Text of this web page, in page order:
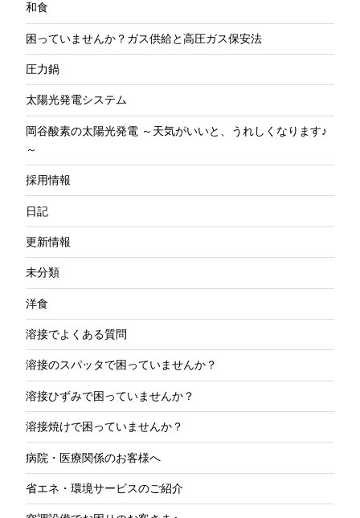
和食
困っていませんか？ガス供給と高圧ガス保安法
圧力鍋
太陽光発電システム
岡谷酸素の太陽光発電 ～天気がいいと、うれしくなります♪
～
採用情報
日記
更新情報
未分類
洋食
溶接でよくある質問
溶接のスパッタで困っていませんか？
溶接ひずみで困っていませんか？
溶接焼けで困っていませんか？
病院・医療関係のお客様へ
省エネ・環境サービスのご紹介